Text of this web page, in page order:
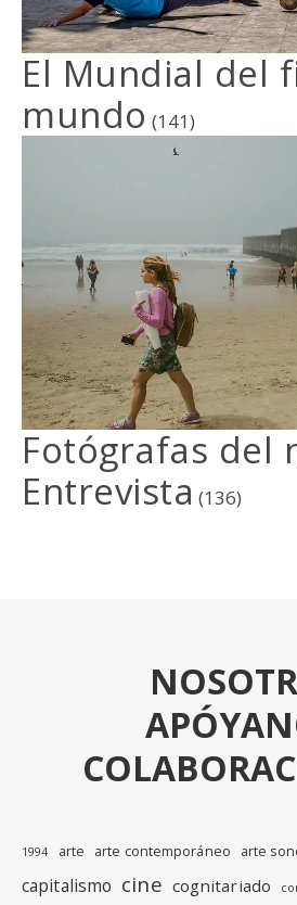
El Mundial del
mundo (141)
Fotógrafas del
Entrevista (136)
1994 arte arte contemporáneo arte
capitalismo cine cognitariado